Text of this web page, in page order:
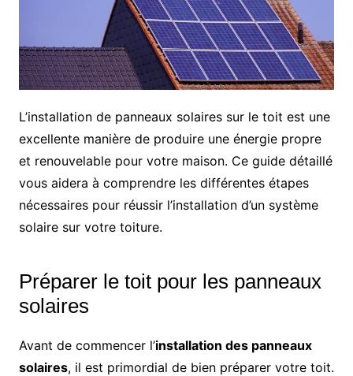
L’installation de panneaux solaires sur le toit est une
excellente manière de produire une énergie propre
et renouvelable pour votre maison. Ce guide détaillé
vous aidera à comprendre les différentes étapes
nécessaires pour réussir l’installation d’un système
solaire sur votre toiture.
Préparer le toit pour les panneaux
solaires
Avant de commencer l’installation des panneaux
solaires, il est primordial de bien préparer votre toit.